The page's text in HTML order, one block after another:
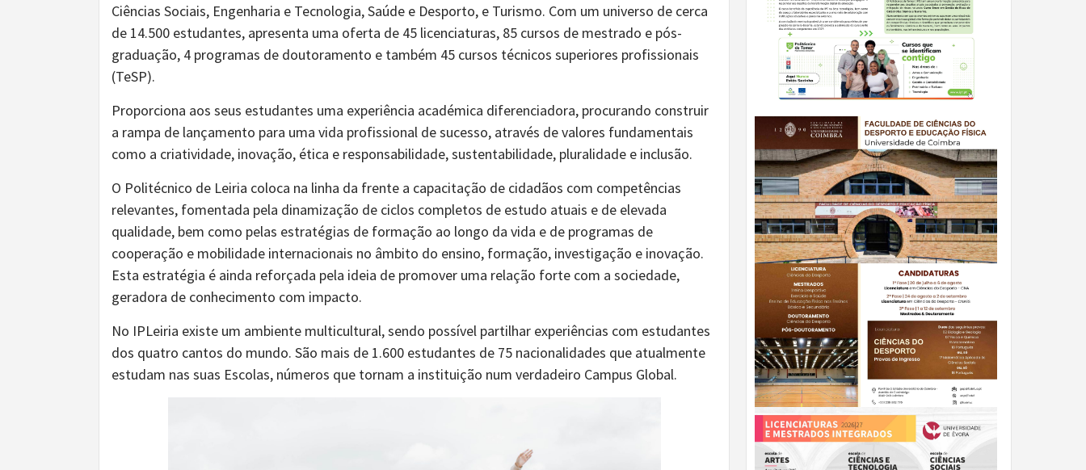
Ciências Sociais, Engenharia e Tecnologia, Saúde e Desporto, e Turismo. Com um universo de cerca
de 14.500 estudantes, apresenta uma oferta de 45 licenciaturas, 85 cursos de mestrado e pós-
graduação, 4 programas de doutoramento e também 45 cursos técnicos superiores profissionais
(TeSP).
Proporciona aos seus estudantes uma experiência académica diferenciadora, procurando construir
a rampa de lançamento para uma vida profissional de sucesso, através de valores fundamentais
como a criatividade, inovação, ética e responsabilidade, sustentabilidade, pluralidade e inclusão.
O Politécnico de Leiria coloca na linha da frente a capacitação de cidadãos com competências
relevantes, fomentada pela dinamização de ciclos completos de estudo atuais e de elevada
qualidade, bem como pelas estratégias de formação ao longo da vida e de programas de
cooperação e mobilidade internacionais no âmbito do ensino, formação, investigação e inovação.
Esta estratégia é ainda reforçada pela ideia de promover uma relação forte com a sociedade,
geradora de conhecimento com impacto.
No IPLeiria existe um ambiente multicultural, sendo possível partilhar experiências com estudantes
dos quatro cantos do mundo. São mais de 1.600 estudantes de 75 nacionalidades que atualmente
estudam nas suas Escolas, números que tornam a instituição num verdadeiro Campus Global.